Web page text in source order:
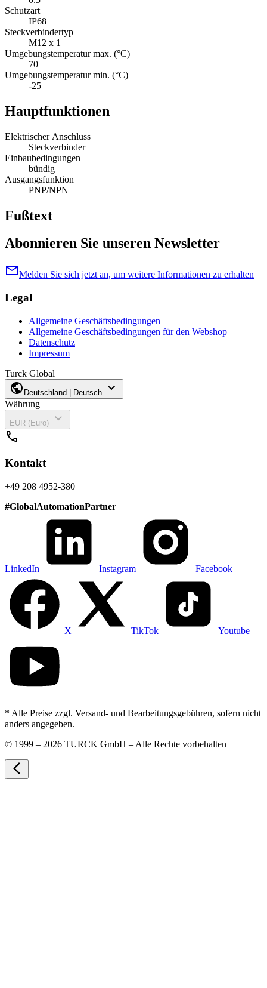
Schutzart
IP68
Steckverbindertyp
M12 x 1
Umgebungstemperatur max. (°C)
70
Umgebungstemperatur min. (°C)
-25
Hauptfunktionen
Elektrischer Anschluss
Steckverbinder
Einbaubedingungen
bündig
Ausgangsfunktion
PNP/NPN
Fußtext
Abonnieren Sie unseren Newsletter
mailMelden Sie sich jetzt an, um weitere Informationen zu erhalten
Legal
Allgemeine Geschäftsbedingungen
Allgemeine Geschäftsbedingungen für den Webshop
Datenschutz
Impressum
Turck Global
public Deutschland | Deutsch expand_more
Währung
EUR (Euro)
expand_more
call
Kontakt
+49 208 4952-380
#GlobalAutomationPartner
LinkedIn Instagram Facebook
X TikTok Youtube
* Alle Preise zzgl. Versand- und Bearbeitungsgebühren, sofern nicht
anders angegeben.
© 1999 – 2026 TURCK GmbH – Alle Rechte vorbehalten
arrow_back_ios_new